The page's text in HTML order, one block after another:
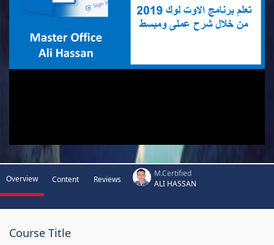
Overview Content Reviews
M.Certified
ALI HASSAN
Course Title